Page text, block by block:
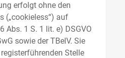
erfolgt ohne den
(„cookieless“) auf
Abs. 1 S. 1 lit. e) DSGVO
sowie der TBelV. Sie
Stelle